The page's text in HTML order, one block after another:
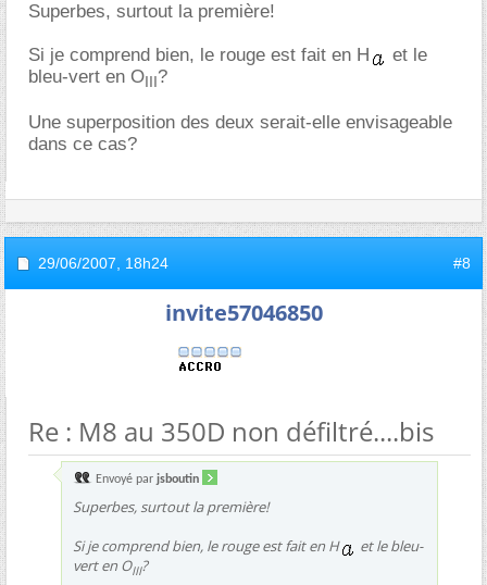
Superbes, surtout la première!
Si je comprend bien, le rouge est fait en H
et le
bleu-vert en OIII?
Une superposition des deux serait-elle envisageable
dans ce cas?
29/06/2007, 18h24 #8
invite57046850
Re : M8 au 350D non défiltré....bis
Envoyé par jsboutin
Superbes, surtout la première!
Si je comprend bien, le rouge est fait en H
et le bleu-
vert en OIII?